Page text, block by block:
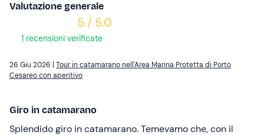
Valutazione generale
5 / 5.0
1 recensioni verificate
26 Giu 2026 | Tour in catamarano nell'Area Marina Protetta di Porto
Cesareo con aperitivo
Giro in catamarano
Splendido giro in catamarano. Temevamo che, con il